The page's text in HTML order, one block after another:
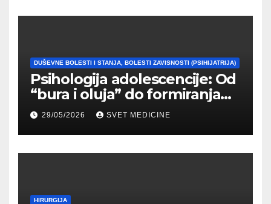
DUŠEVNE BOLESTI I STANJA, BOLESTI ZAVISNOSTI (PSIHIJATRIJA)
Psihologija adolescencije: Od
“bura i oluja” do formiranja
stabilnog identiteta
29/05/2026 SVET MEDICINE
HIRURGIJA